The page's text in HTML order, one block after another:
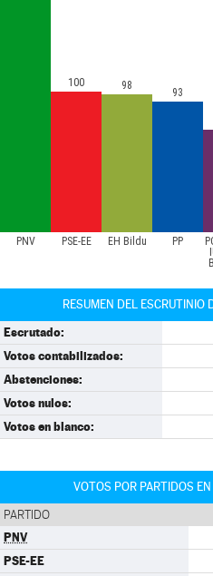
PNV PSE-EE EH Bildu PP
100 98
93
RESUMEN DEL ESCRUTINIO
Escrutado:
Votos contabilizados:
Abstenciones:
Votos nulos:
Votos en blanco:
VOTOS POR PARTIDOS
PARTIDO
PNV
PSE-EE